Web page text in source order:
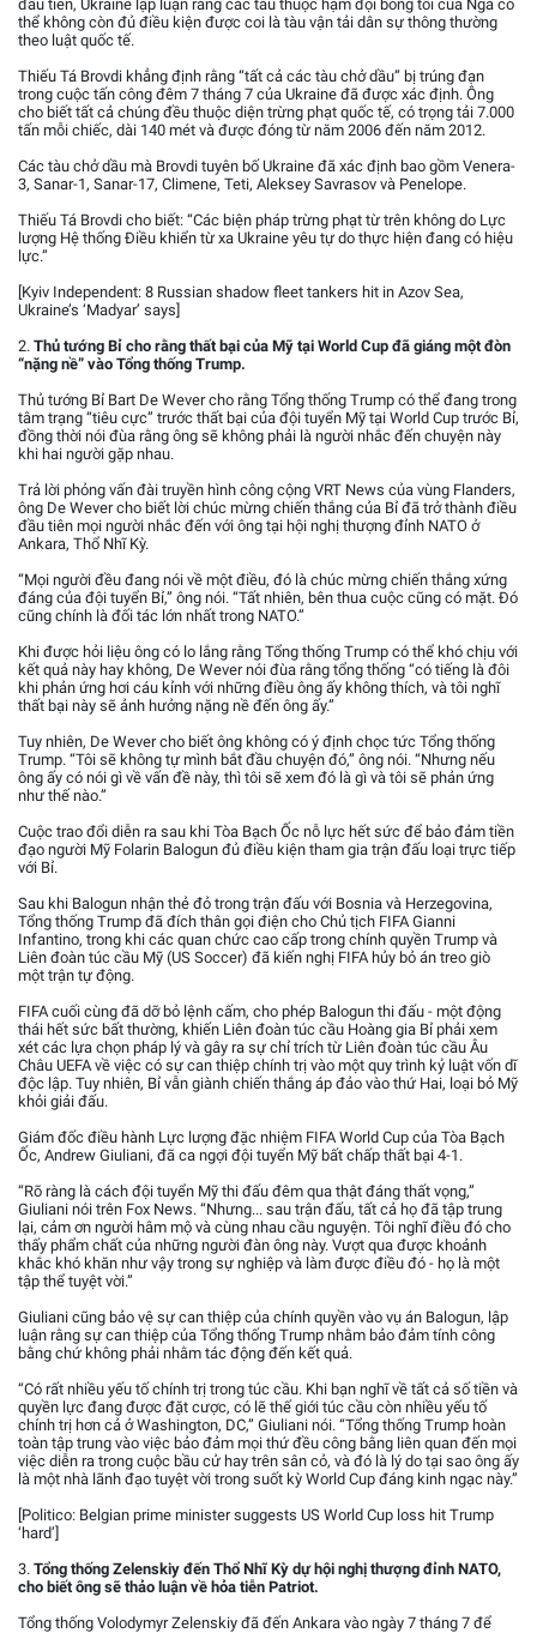
đầu tiên, Ukraine lập luận rằng các tàu thuộc hạm đội bóng tối của Nga có
thể không còn đủ điều kiện được coi là tàu vận tải dân sự thông thường
theo luật quốc tế.
Thiếu Tá Brovdi khẳng định rằng “tất cả các tàu chở dầu” bị trúng đạn
trong cuộc tấn công đêm 7 tháng 7 của Ukraine đã được xác định. Ông
cho biết tất cả chúng đều thuộc diện trừng phạt quốc tế, có trọng tải 7.000
tấn mỗi chiếc, dài 140 mét và được đóng từ năm 2006 đến năm 2012.
Các tàu chở dầu mà Brovdi tuyên bố Ukraine đã xác định bao gồm Venera-
3, Sanar-1, Sanar-17, Climene, Teti, Aleksey Savrasov và Penelope.
Thiếu Tá Brovdi cho biết: “Các biện pháp trừng phạt từ trên không do Lực
lượng Hệ thống Điều khiển từ xa Ukraine yêu tự do thực hiện đang có hiệu
lực.”
[Kyiv Independent: 8 Russian shadow fleet tankers hit in Azov Sea,
Ukraine’s ‘Madyar’ says]
2. Thủ tướng Bỉ cho rằng thất bại của Mỹ tại World Cup đã giáng một đòn
“nặng nề” vào Tổng thống Trump.
Thủ tướng Bỉ Bart De Wever cho rằng Tổng thống Trump có thể đang trong
tâm trạng “tiêu cực” trước thất bại của đội tuyển Mỹ tại World Cup trước Bỉ,
đồng thời nói đùa rằng ông sẽ không phải là người nhắc đến chuyện này
khi hai người gặp nhau.
Trả lời phỏng vấn đài truyền hình công cộng VRT News của vùng Flanders,
ông De Wever cho biết lời chúc mừng chiến thắng của Bỉ đã trở thành điều
đầu tiên mọi người nhắc đến với ông tại hội nghị thượng đỉnh NATO ở
Ankara, Thổ Nhĩ Kỳ.
“Mọi người đều đang nói về một điều, đó là chúc mừng chiến thắng xứng
đáng của đội tuyển Bỉ,” ông nói. “Tất nhiên, bên thua cuộc cũng có mặt. Đó
cũng chính là đối tác lớn nhất trong NATO.”
Khi được hỏi liệu ông có lo lắng rằng Tổng thống Trump có thể khó chịu với
kết quả này hay không, De Wever nói đùa rằng tổng thống “có tiếng là đôi
khi phản ứng hơi cáu kỉnh với những điều ông ấy không thích, và tôi nghĩ
thất bại này sẽ ảnh hưởng nặng nề đến ông ấy.”
Tuy nhiên, De Wever cho biết ông không có ý định chọc tức Tổng thống
Trump. “Tôi sẽ không tự mình bắt đầu chuyện đó,” ông nói. “Nhưng nếu
ông ấy có nói gì về vấn đề này, thì tôi sẽ xem đó là gì và tôi sẽ phản ứng
như thế nào.”
Cuộc trao đổi diễn ra sau khi Tòa Bạch Ốc nỗ lực hết sức để bảo đảm tiền
đạo người Mỹ Folarin Balogun đủ điều kiện tham gia trận đấu loại trực tiếp
với Bỉ.
Sau khi Balogun nhận thẻ đỏ trong trận đấu với Bosnia và Herzegovina,
Tổng thống Trump đã đích thân gọi điện cho Chủ tịch FIFA Gianni
Infantino, trong khi các quan chức cao cấp trong chính quyền Trump và
Liên đoàn túc cầu Mỹ (US Soccer) đã kiến nghị FIFA hủy bỏ án treo giò
một trận tự động.
FIFA cuối cùng đã dỡ bỏ lệnh cấm, cho phép Balogun thi đấu - một động
thái hết sức bất thường, khiến Liên đoàn túc cầu Hoàng gia Bỉ phải xem
xét các lựa chọn pháp lý và gây ra sự chỉ trích từ Liên đoàn túc cầu Âu
Châu UEFA về việc có sự can thiệp chính trị vào một quy trình kỷ luật vốn dĩ
độc lập. Tuy nhiên, Bỉ vẫn giành chiến thắng áp đảo vào thứ Hai, loại bỏ Mỹ
khỏi giải đấu.
Giám đốc điều hành Lực lượng đặc nhiệm FIFA World Cup của Tòa Bạch
Ốc, Andrew Giuliani, đã ca ngợi đội tuyển Mỹ bất chấp thất bại 4-1.
“Rõ ràng là cách đội tuyển Mỹ thi đấu đêm qua thật đáng thất vọng,”
Giuliani nói trên Fox News. “Nhưng... sau trận đấu, tất cả họ đã tập trung
lại, cảm ơn người hâm mộ và cùng nhau cầu nguyện. Tôi nghĩ điều đó cho
thấy phẩm chất của những người đàn ông này. Vượt qua được khoảnh
khắc khó khăn như vậy trong sự nghiệp và làm được điều đó - họ là một
tập thể tuyệt vời.”
Giuliani cũng bảo vệ sự can thiệp của chính quyền vào vụ án Balogun, lập
luận rằng sự can thiệp của Tổng thống Trump nhằm bảo đảm tính công
bằng chứ không phải nhằm tác động đến kết quả.
“Có rất nhiều yếu tố chính trị trong túc cầu. Khi bạn nghĩ về tất cả số tiền và
quyền lực đang được đặt cược, có lẽ thế giới túc cầu còn nhiều yếu tố
chính trị hơn cả ở Washington, DC,” Giuliani nói. “Tổng thống Trump hoàn
toàn tập trung vào việc bảo đảm mọi thứ đều công bằng liên quan đến mọi
việc diễn ra trong cuộc bầu cử hay trên sân cỏ, và đó là lý do tại sao ông ấy
là một nhà lãnh đạo tuyệt vời trong suốt kỳ World Cup đáng kinh ngạc này.”
[Politico: Belgian prime minister suggests US World Cup loss hit Trump
‘hard’]
3. Tổng thống Zelenskiy đến Thổ Nhĩ Kỳ dự hội nghị thượng đỉnh NATO,
cho biết ông sẽ thảo luận về hỏa tiễn Patriot.
Tổng thống Volodymyr Zelenskiy đã đến Ankara vào ngày 7 tháng 7 để